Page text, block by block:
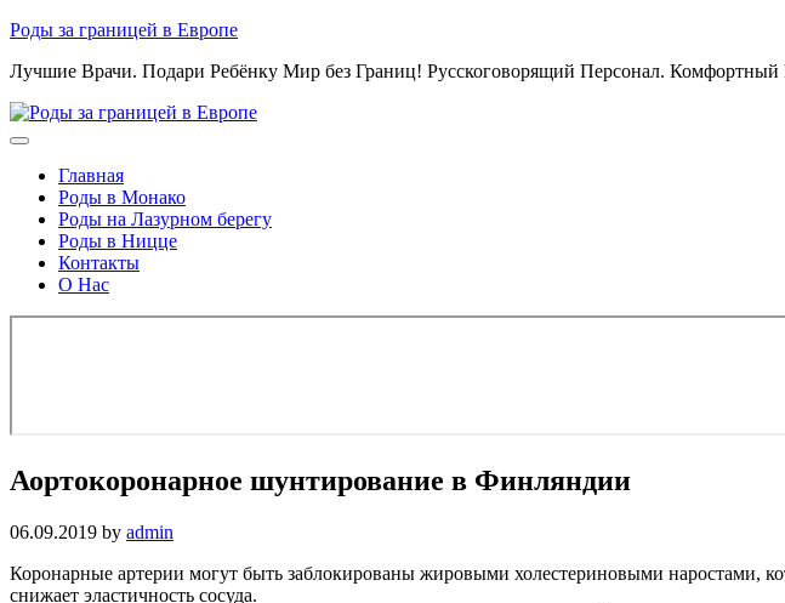
Skip
content
Роды за границей в Европе
Лучшие Врачи. Подари Ребёнку Мир без Границ! Русскоговорящий Персонал. Комфортный
Главная
Роды в Монако
Роды на Лазурном берегу
Роды в Ницце
Контакты
О Нас
Аортокоронарное шунтирование в Финляндии
06.09.2019 by admin
Коронарные артерии могут быть заблокированы жировыми холестериновыми наростами,
снижает эластичность сосуда.